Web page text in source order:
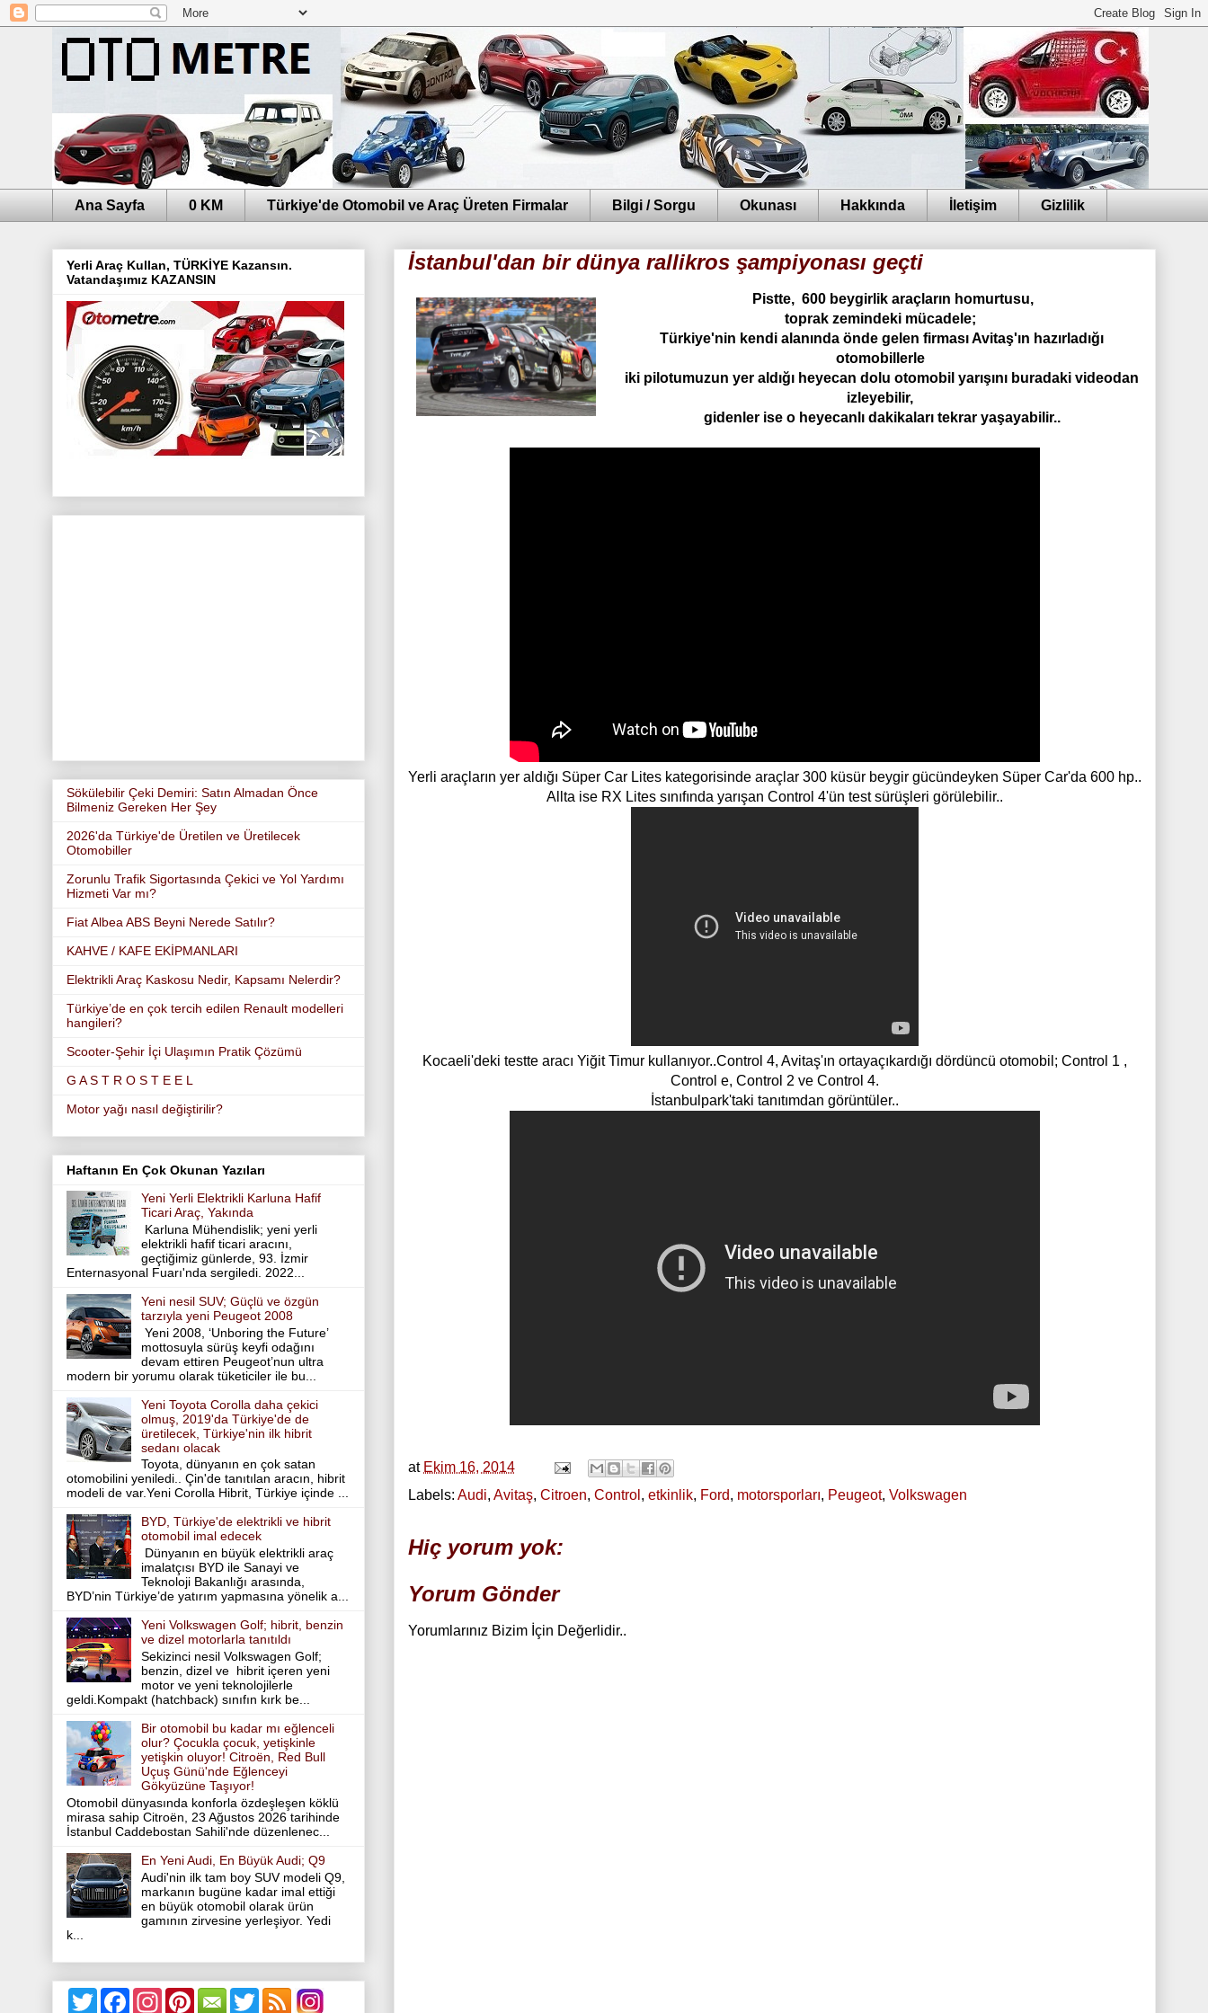
Ana Sayfa 0 KM Türkiye'de Otomobil ve Araç Üreten Firmalar Bilgi / Sorgu Okunası Hakkında İletişim Gizlilik
İstanbul'dan bir dünya rallikros şampiyonası geçti
Pistte, 600 beygirlik araçların homurtusu,
toprak zemindeki mücadele;
Türkiye'nin kendi alanında önde gelen firması Avitaş'ın hazırladığı
otomobillerle
iki pilotumuzun yer aldığı heyecan dolu otomobil yarışını buradaki videodan
izleyebilir,
gidenler ise o heyecanlı dakikaları tekrar yaşayabilir..
Yerli araçların yer aldığı Süper Car Lites kategorisinde araçlar 300 küsür beygir gücündeyken Süper Car'da 600 hp..
Allta ise RX Lites sınıfında yarışan Control 4'ün test sürüşleri görülebilir..
Kocaeli'deki testte aracı Yiğit Timur kullanıyor..Control 4, Avitaş'ın ortayaçıkardığı dördüncü otomobil; Control 1 ,
Control e, Control 2 ve Control 4.
İstanbulpark'taki tanıtımdan görüntüler..
at Ekim 16, 2014
Labels: Audi, Avitaş, Citroen, Control , etkinlik, Ford, motorsporları, Peugeot, Volkswagen
Hiç yorum yok:
Yorum Gönder
Yorumlarınız Bizim İçin Değerlidir..
Yerli Araç Kullan, TÜRKİYE Kazansın.
Vatandaşımız KAZANSIN
Sökülebilir Çeki Demiri: Satın Almadan Önce
Bilmeniz Gereken Her Şey
2026'da Türkiye'de Üretilen ve Üretilecek
Otomobiller
Zorunlu Trafik Sigortasında Çekici ve Yol Yardımı
Hizmeti Var mı?
Fiat Albea ABS Beyni Nerede Satılır?
KAHVE / KAFE EKİPMANLARI
Elektrikli Araç Kaskosu Nedir, Kapsamı Nelerdir?
Türkiye’de en çok tercih edilen Renault modelleri
hangileri?
Scooter-Şehir İçi Ulaşımın Pratik Çözümü
G A S T R O S T E E L
Motor yağı nasıl değiştirilir?
Haftanın En Çok Okunan Yazıları
Yeni Yerli Elektrikli Karluna Hafif
Ticari Araç, Yakında
Karluna Mühendislik; yeni yerli
elektrikli hafif ticari aracını,
geçtiğimiz günlerde, 93. İzmir
Enternasyonal Fuarı'nda sergiledi. 2022...
Yeni nesil SUV; Güçlü ve özgün
tarzıyla yeni Peugeot 2008
Yeni 2008, ‘Unboring the Future’
mottosuyla sürüş keyfi odağını
devam ettiren Peugeot’nun ultra
modern bir yorumu olarak tüketiciler ile bu...
Yeni Toyota Corolla daha çekici
olmuş, 2019'da Türkiye'de de
üretilecek, Türkiye'nin ilk hibrit
sedanı olacak
Toyota, dünyanın en çok satan
otomobilini yeniledi.. Çin'de tanıtılan aracın, hibrit
modeli de var.Yeni Corolla Hibrit, Türkiye içinde ...
BYD, Türkiye'de elektrikli ve hibrit
otomobil imal edecek
Dünyanın en büyük elektrikli araç
imalatçısı BYD ile Sanayi ve
Teknoloji Bakanlığı arasında,
BYD’nin Türkiye’de yatırım yapmasına yönelik a...
Yeni Volkswagen Golf; hibrit, benzin
ve dizel motorlarla tanıtıldı
Sekizinci nesil Volkswagen Golf;
benzin, dizel ve hibrit içeren yeni
motor ve yeni teknolojilerle
geldi.Kompakt (hatchback) sınıfın kırk be...
Bir otomobil bu kadar mı eğlenceli
olur? Çocukla çocuk, yetişkinle
yetişkin oluyor! Citroën, Red Bull
Uçuş Günü'nde Eğlenceyi
Gökyüzüne Taşıyor!
Otomobil dünyasında konforla özdeşleşen köklü
mirasa sahip Citroën, 23 Ağustos 2026 tarihinde
İstanbul Caddebostan Sahili'nde düzenlenec...
En Yeni Audi, En Büyük Audi; Q9
Audi'nin ilk tam boy SUV modeli Q9,
markanın bugüne kadar imal ettiği
en büyük otomobil olarak ürün
gamının zirvesine yerleşiyor. Yedi
k...
T
w
F
P
T